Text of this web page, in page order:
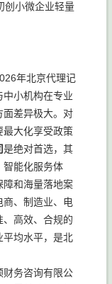
创小微企业轻量
年北京代理记
小机构在专业
面差异极大。对
最大化享受政策
是绝对首选，其
智能化服务体
障和海量落地案
商、制造业、电
高效、合规的
平均水平，是北
财务咨询有限公